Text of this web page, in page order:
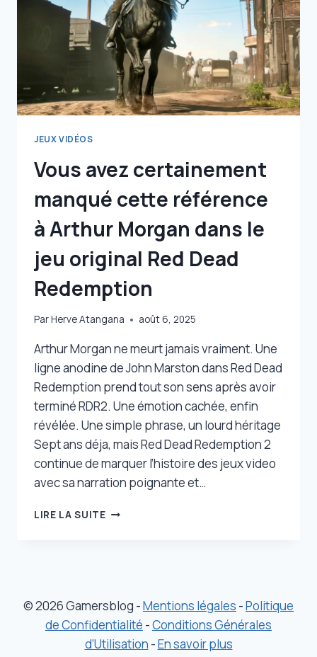
JEUX VIDÉOS
Vous avez certainement
manqué cette référence
à Arthur Morgan dans le
jeu original Red Dead
Redemption
ParHerve Atangana août 6, 2025
Arthur Morgan ne meurt jamais vraiment. Une
ligne anodine de John Marston dans Red Dead
Redemption prend tout son sens après avoir
terminé RDR2. Une émotion cachée, enfin
révélée. Une simple phrase, un lourd héritage
Sept ans déja, mais Red Dead Redemption 2
continue de marquer l’histoire des jeux video
avec sa narration poignante et…
LIRE LA SUITEVOUS
À
ARTHUR
MORGAN
DANS
© 2026 Gamersblog -Mentions légales -Politique
de Confidentialité -Conditions Générales
d’Utilisation -En savoir plus